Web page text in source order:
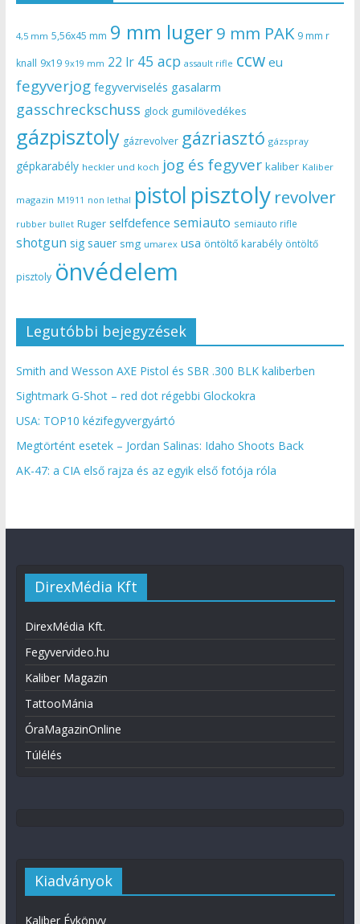
4,5 mm 5,56x45 mm 9 mm luger9 mm PAK 9 mm r
knall 9x19 9x19 mm 22 lr 45 acp assault rifle ccw eu
fegyverjog fegyverviselés gasalarm
gasschreckschuss glock gumilövedékes
gázpisztoly gázrevolver gázriasztó gázspray
gépkarabély heckler und koch jog és fegyver kaliber Kaliber
magazin M1911 non lethal pistol pisztoly revolver
rubber bullet Ruger selfdefence semiauto semiauto rifle
shotgun sig sauer smg umarex usa öntöltő karabély öntöltő
pisztoly önvédelem
Legutóbbi bejegyzések
Smith and Wesson AXE Pistol és SBR .300 BLK kaliberben
Sightmark G-Shot – red dot régebbi Glockokra
USA: TOP10 kézifegyvergyártó
Megtörtént esetek – Jordan Salinas: Idaho Shoots Back
AK-47: a CIA első rajza és az egyik első fotója róla
DirexMédia Kft
DirexMédia Kft.
Fegyvervideo.hu
Kaliber Magazin
TattooMánia
ÓraMagazinOnline
Túlélés
Kiadványok
Kaliber Évkönyv